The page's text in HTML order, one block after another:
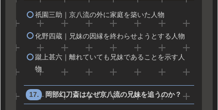
祇園三助｜京八流の外に家庭を築いた人物
化野四蔵｜兄妹の因縁を終わらせようとする人物
蹴上甚六｜離れていても兄妹であることを示す人
物
岡部幻刀斎はなぜ京八流の兄妹を追うのか？